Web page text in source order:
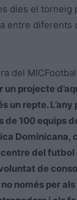
dies el torneig
entre diferents
del
un projecte
un repte.
de 100 equips
Dominicana,
del
de
només per